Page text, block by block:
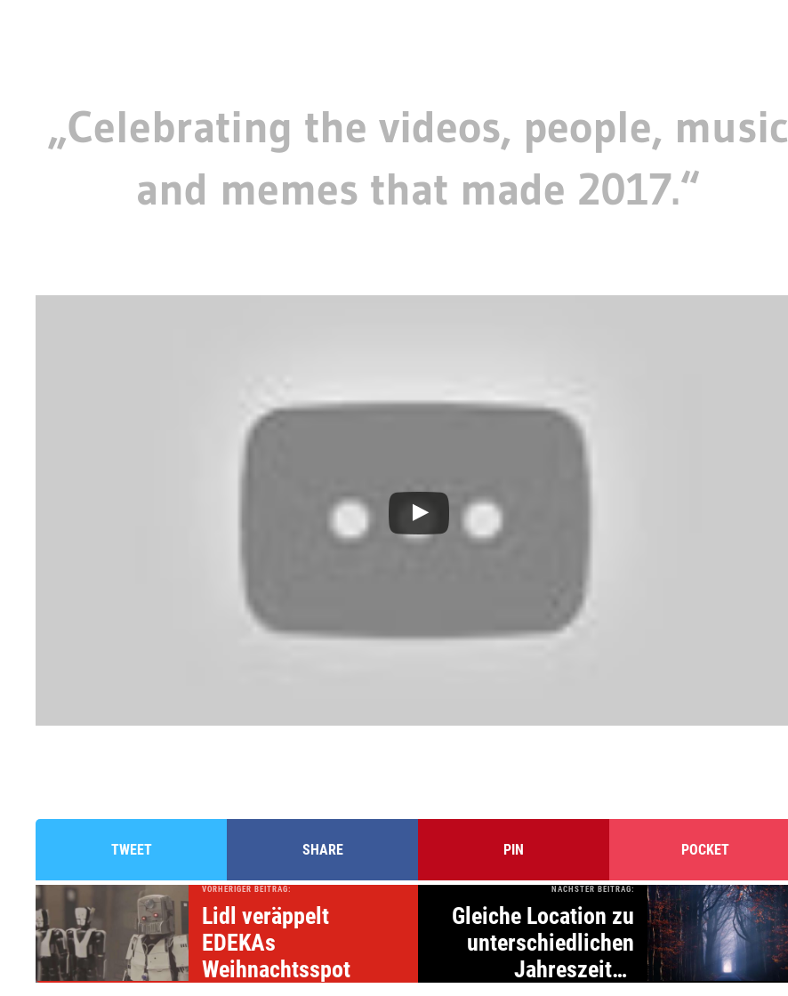
„Celebrating the videos, people, music
and memes that made 2017.“
TWEET SHARE PIN POCKET
VORHERIGER BEITRAG:
Lidl veräppelt
EDEKAs
Weihnachtsspot
NÄCHSTER BEITRAG:
Gleiche Location zu
unterschiedlichen
Jahreszeiten